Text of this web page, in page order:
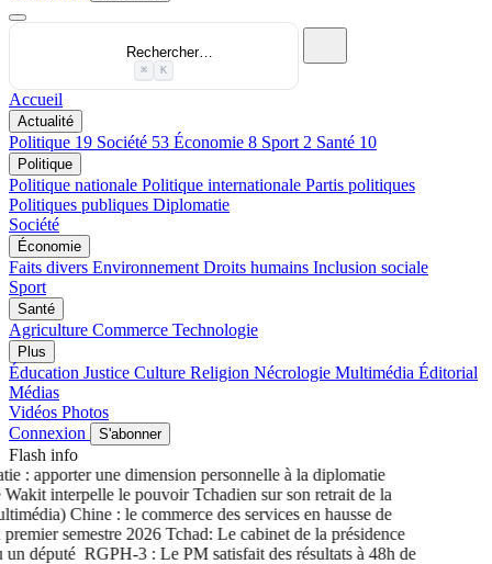
Rechercher…
⌘ K
Accueil
Actualité
Politique 19 Société 53 Économie 8 Sport 2 Santé 10
Politique
Politique nationale Politique internationale Partis politiques
Politiques publiques Diplomatie
Société
Économie
Faits divers Environnement Droits humains Inclusion sociale
Sport
Santé
Agriculture Commerce Technologie
Plus
Éducation Justice Culture Religion Nécrologie Multimédia Éditorial
Médias
Vidéos Photos
Connexion
S'abonner
Flash info
apporter une dimension personnelle à la diplomatie
interpelle le pouvoir Tchadien sur son retrait de la
Chine : le commerce des services en hausse de
semestre 2026Tchad: Le cabinet de la présidence
députéRGPH-3 : Le PM satisfait des résultats à 48h de